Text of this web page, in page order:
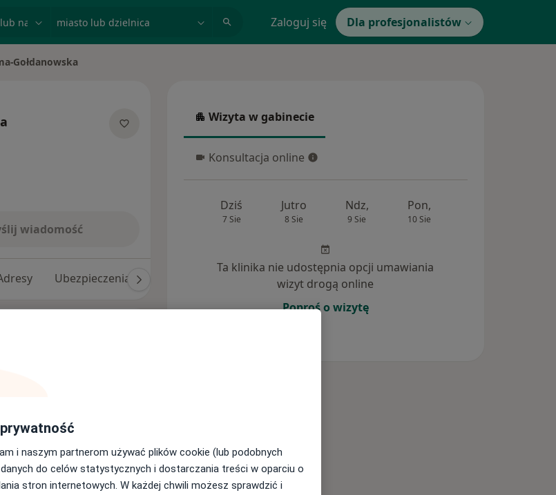
Zaloguj się Dla profesjonalistów
Gołdanowska
wiadomość
Ubezpieczenia
była pedagogika.
nauczycieli,
trudne
własnej i
Wizyta w gabinecie
Wizyta w gabinecie
Konsultacja online
Konsultacja online
Dziś
7 Sie
Jutro
8 Sie
Ndz,
9 Sie
Pon,
10 Sie
Ta klinika nie udostępnia opcji umawiania
wizyt drogą online
Poproś o wizytę
i naszym partnerom używać plików cookie (lub podobnych
do celów statystycznych i dostarczania treści w oparciu o
stron internetowych. W każdej chwili możesz sprawdzić i